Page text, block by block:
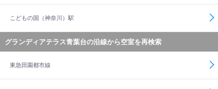
こどもの国（神奈川）駅
グランディアテラス青葉台の沿線から空室を再検索
東急田園都市線